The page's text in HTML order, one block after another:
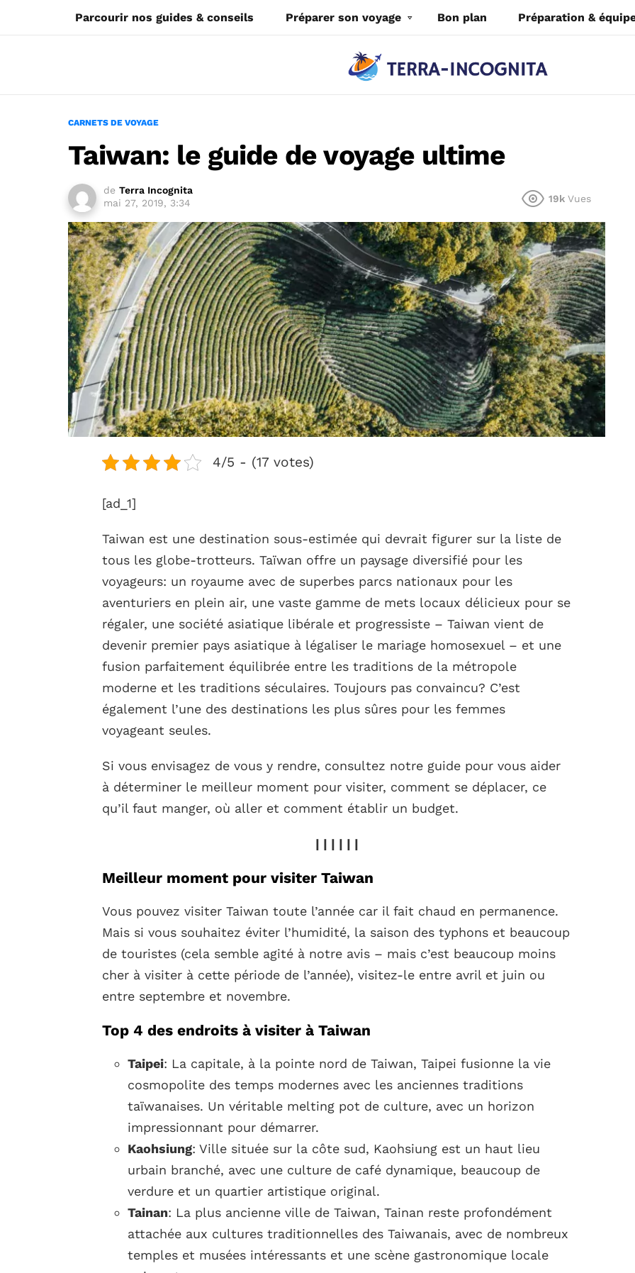
Parcourir nos guides & conseils Préparer son voyage Bon plan Préparation &
CARNETS DE VOYAGE
Taiwan: le guide de voyage ultime
de Terra Incognita
mai 27, 2019, 3:34
19k Vues
4/5 - (17 votes)
[ad_1]
Taiwan est une destination sous-estimée qui devrait figurer sur la liste de
tous les globe-trotteurs. Taïwan offre un paysage diversifié pour les
voyageurs: un royaume avec de superbes parcs nationaux pour les
aventuriers en plein air, une vaste gamme de mets locaux délicieux pour se
régaler, une société asiatique libérale et progressiste – Taiwan vient de
devenir premier pays asiatique à légaliser le mariage homosexuel – et une
fusion parfaitement équilibrée entre les traditions de la métropole
moderne et les traditions séculaires. Toujours pas convaincu? C’est
également l’une des destinations les plus sûres pour les femmes
voyageant seules.
Si vous envisagez de vous y rendre, consultez notre guide pour vous aider
à déterminer le meilleur moment pour visiter, comment se déplacer, ce
qu’il faut manger, où aller et comment établir un budget.
| | | | | |
Meilleur moment pour visiter Taiwan
Vous pouvez visiter Taiwan toute l’année car il fait chaud en permanence.
Mais si vous souhaitez éviter l’humidité, la saison des typhons et beaucoup
de touristes (cela semble agité à notre avis – mais c’est beaucoup moins
cher à visiter à cette période de l’année), visitez-le entre avril et juin ou
entre septembre et novembre.
Top 4 des endroits à visiter à Taiwan
Taipei: La capitale, à la pointe nord de Taiwan, Taipei fusionne la vie
cosmopolite des temps modernes avec les anciennes traditions
taïwanaises. Un véritable melting pot de culture, avec un horizon
impressionnant pour démarrer.
Kaohsiung: Ville située sur la côte sud, Kaohsiung est un haut lieu
urbain branché, avec une culture de café dynamique, beaucoup de
verdure et un quartier artistique original.
Tainan: La plus ancienne ville de Taiwan, Tainan reste profondément
attachée aux cultures traditionnelles des Taiwanais, avec de nombreux
temples et musées intéressants et une scène gastronomique locale